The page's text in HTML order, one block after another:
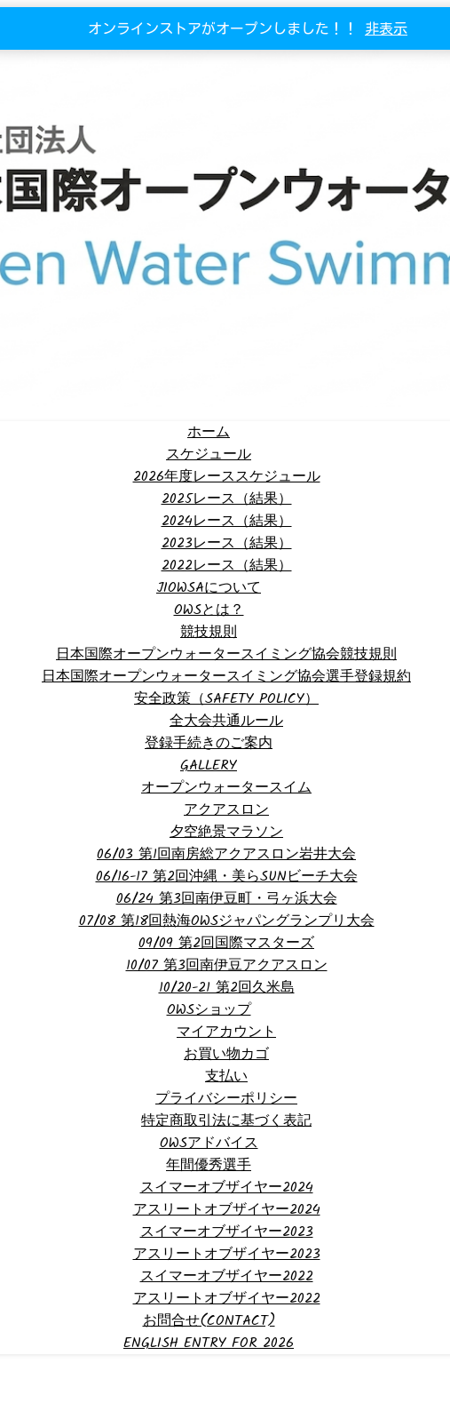
オンラインストアがオープンしました！！ 非表示
ホーム
スケジュール
2026年度レーススケジュール
2025レース（結果）
2024レース（結果）
2023レース（結果）
2022レース（結果）
JIOWSAについて
OWSとは？
競技規則
日本国際オープンウォータースイミング協会競技規則
日本国際オープンウォータースイミング協会選手登録規約
安全政策（SAFETY POLICY）
全大会共通ルール
登録手続きのご案内
GALLERY
オープンウォータースイム
アクアスロン
夕空絶景マラソン
06/03 第1回南房総アクアスロン岩井大会
06/16-17 第2回沖縄・美らSUNビーチ大会
06/24 第3回南伊豆町・弓ヶ浜大会
07/08 第18回熱海OWSジャパングランプリ大会
09/09 第2回国際マスターズ
10/07 第3回南伊豆アクアスロン
10/20-21 第2回久米島
OWSショップ
マイアカウント
お買い物カゴ
支払い
プライバシーポリシー
特定商取引法に基づく表記
OWSアドバイス
年間優秀選手
スイマーオブザイヤー2024
アスリートオブザイヤー2024
スイマーオブザイヤー2023
アスリートオブザイヤー2023
スイマーオブザイヤー2022
アスリートオブザイヤー2022
お問合せ(CONTACT)
ENGLISH ENTRY FOR 2026